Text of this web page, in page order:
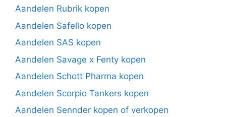
Aandelen Rubrik kopen
Aandelen Safello kopen
Aandelen SAS kopen
Aandelen Savage x Fenty kopen
Aandelen Schott Pharma kopen
Aandelen Scorpio Tankers kopen
Aandelen Sennder kopen of verkopen